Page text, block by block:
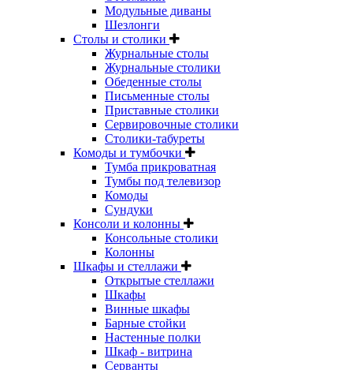
Модульные диваны
Шезлонги
Столы и столики
Журнальные столы
Журнальные столики
Обеденные столы
Письменные столы
Приставные столики
Сервировочные столики
Столики-табуреты
Комоды и тумбочки
Тумба прикроватная
Тумбы под телевизор
Комоды
Сундуки
Консоли и колонны
Консольные столики
Колонны
Шкафы и стеллажи
Открытые стеллажи
Шкафы
Винные шкафы
Барные стойки
Настенные полки
Шкаф - витрина
Серванты